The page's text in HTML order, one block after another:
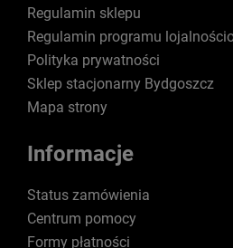
Regulamin sklepu
Regulamin programu
Polityka prywatności
Sklep stacjonarny Bydgoszcz
Mapa strony
Informacje
Status zamówienia
Centrum pomocy
Formy płatności